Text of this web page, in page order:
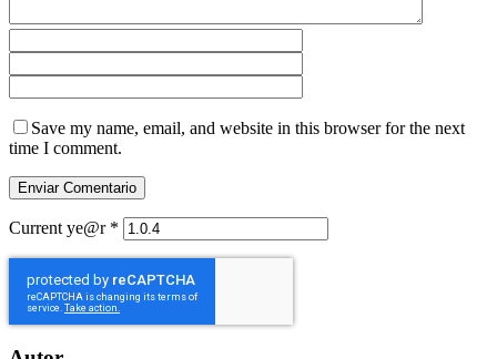
Save my name, email, and website in this browser for the next
time I comment.
Current ye@r *